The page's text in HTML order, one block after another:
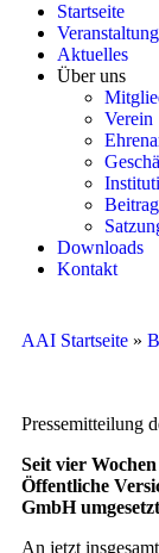
Startseite
Aktuelles
Über uns
Verein
Downloads
Kontakt
AAI Startseite »
Pressemitteilung
Seit vier
Öffentliche
GmbH
An jetzt